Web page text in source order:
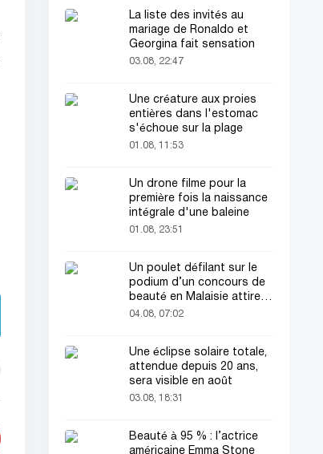
La liste des invités au
mariage de Ronaldo et
Georgina fait sensation
03.08, 22:47
Une créature aux proies
entières dans l'estomac
s'échoue sur la plage
01.08, 11:53
Un drone filme pour la
première fois la naissance
intégrale d'une baleine
01.08, 23:51
Un poulet défilant sur le
podium d’un concours de
beauté en Malaisie attire
l’attention du public
04.08, 07:02
Une éclipse solaire totale,
attendue depuis 20 ans,
sera visible en août
03.08, 18:31
Beauté à 95 % : l’actrice
américaine Emma Stone